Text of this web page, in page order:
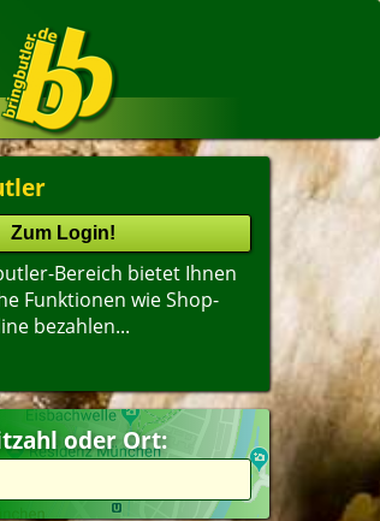
Bereich bietet Ihnen
Funktionen wie Shop-
bezahlen...
oder Ort:
zuerst)